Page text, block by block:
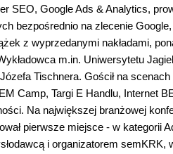
SEO, Google Ads & Analytics,
bezpośrednio na zlecenie
z wyprzedanymi nakładami,
m.in. Uniwersytetu
Tischnera. Gościł na
Camp, Targi E Handlu, Internet
Na największej branżowej
pierwsze miejsce - w kategorii
i organizatorem